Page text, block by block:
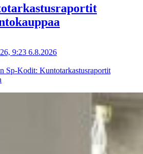
9:23 6.8.2026
Sp-Kodit: Kuntotarkastusraportit